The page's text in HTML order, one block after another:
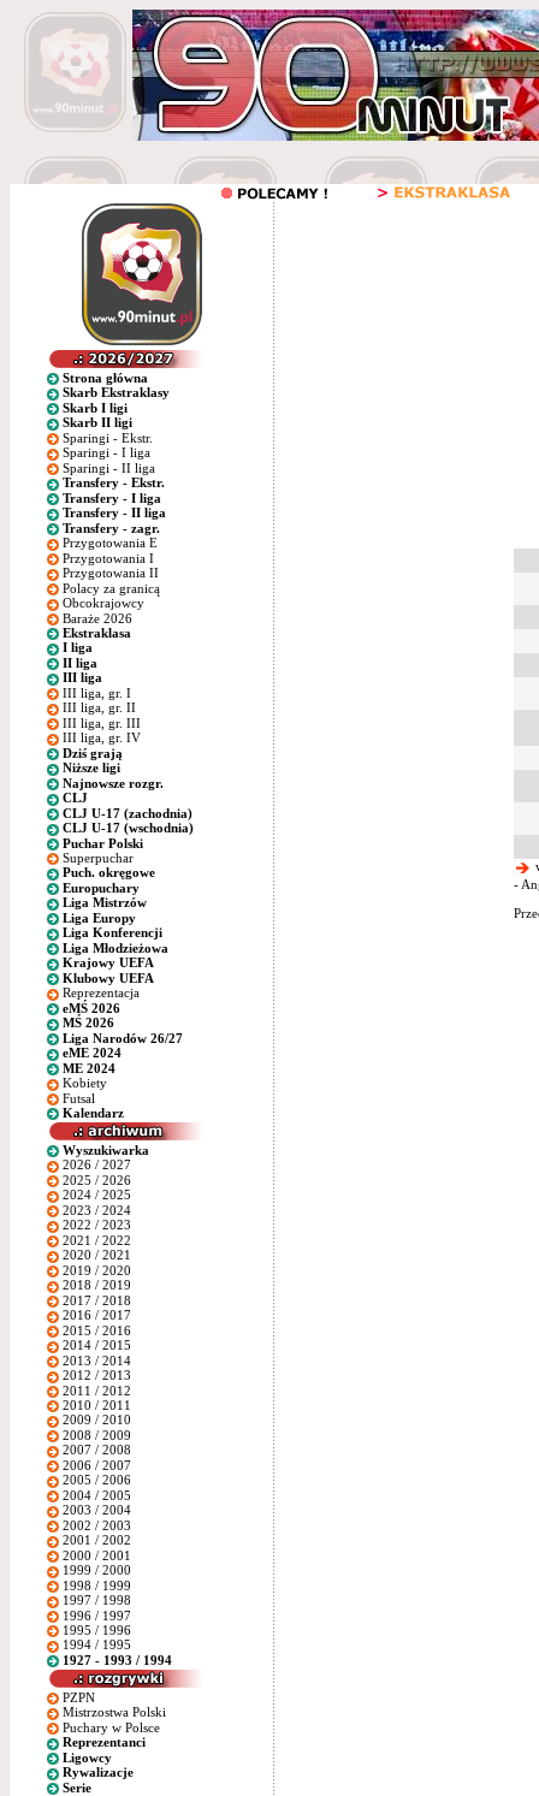
Strona główna
Skarb Ekstraklasy
Skarb I ligi
Skarb II ligi
Sparingi - Ekstr.
Sparingi - I liga
Sparingi - II liga
Transfery - Ekstr.
Transfery - I liga
Transfery - II liga
Transfery - zagr.
Przygotowania E
Przygotowania I
Przygotowania II
Polacy za granicą
Obcokrajowcy
Baraże 2026
Ekstraklasa
I liga
II liga
III liga
III liga, gr. I
III liga, gr. II
III liga, gr. III
III liga, gr. IV
Dziś grają
Niższe ligi
Najnowsze rozgr.
CLJ
CLJ U-17 (zachodnia)
CLJ U-17 (wschodnia)
Puchar Polski
Superpuchar
Puch. okręgowe
Europuchary
Liga Mistrzów
Liga Europy
Liga Konferencji
Liga Młodzieżowa
Krajowy UEFA
Klubowy UEFA
Reprezentacja
eMŚ 2026
MŚ 2026
Liga Narodów 26/27
eME 2024
ME 2024
Kobiety
Futsal
Kalendarz
Wyszukiwarka
2026 / 2027
2025 / 2026
2024 / 2025
2023 / 2024
2022 / 2023
2021 / 2022
2020 / 2021
2019 / 2020
2018 / 2019
2017 / 2018
2016 / 2017
2015 / 2016
2014 / 2015
2013 / 2014
2012 / 2013
2011 / 2012
2010 / 2011
2009 / 2010
2008 / 2009
2007 / 2008
2006 / 2007
2005 / 2006
2004 / 2005
2003 / 2004
2002 / 2003
2001 / 2002
2000 / 2001
1999 / 2000
1998 / 1999
1997 / 1998
1996 / 1997
1995 / 1996
1994 / 1995
1927 - 1993 / 1994
PZPN
Mistrzostwa Polski
Puchary w Polsce
Reprezentanci
Ligowcy
Rywalizacje
Serie
-